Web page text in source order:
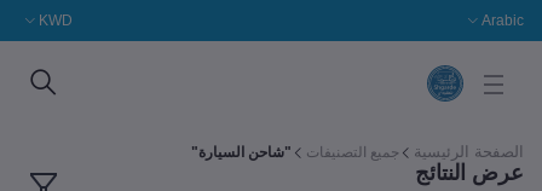
Arabic
KWD
الصفحة الرئيسية جميع التصنيفات "شاحن السيارة"
عرض النتائج